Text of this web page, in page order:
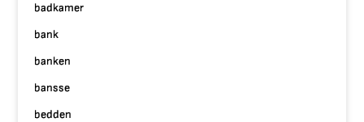
badkamer
bank
banken
bansse
bedden